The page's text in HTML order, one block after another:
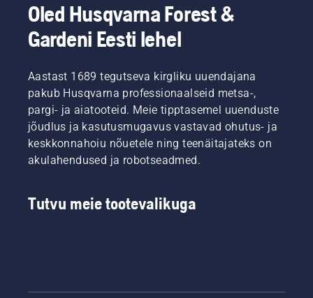
ja
tänu
põlemisele.
Oled Husqvarna Forest &
Gardeni Eesti lehel
Aastast 1689 tegutseva kirgliku uuendajana
pakub Husqvarna professionaalseid metsa-,
pargi- ja aiatooteid. Meie tipptasemel uuenduste
jõudlus ja kasutusmugavus vastavad ohutus- ja
keskkonnahoiu nõuetele ning teenäitajateks on
akulahendused ja robotseadmed.
Tutvu meie tootevalikuga